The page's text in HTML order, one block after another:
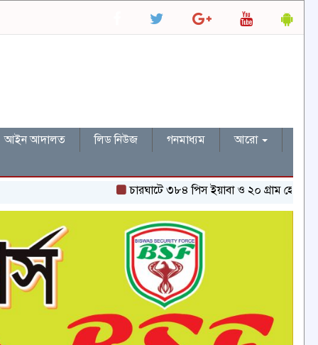
আইন আদালত লিড নিউজ গনমাধ্যম
আরো
চারঘাটে ৩৮৪ পিস ইয়াবা ও ২০ গ্রাম হেরোইনসহ একজন